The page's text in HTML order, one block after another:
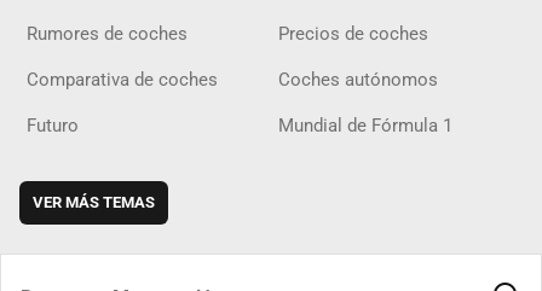
Rumores de coches Precios de coches
Comparativa de coches Coches autónomos
Futuro Mundial de Fórmula 1
VER MÁS TEMAS